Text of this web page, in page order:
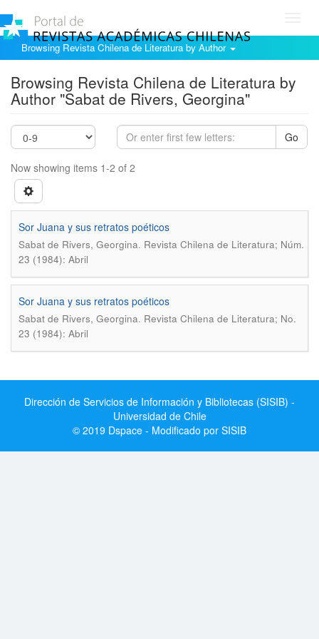
Browsing Revista Chilena de Literatura by Author
Browsing Revista Chilena de Literatura by
Author "Sabat de Rivers, Georgina"
Go
Now showing items 1-2 of 2
Sor Juana y sus retratos poéticos
Sabat de Rivers, Georgina. Revista Chilena de Literatura; Núm.
23 (1984): Abril
Sor Juana y sus retratos poéticos
Sabat de Rivers, Georgina. Revista Chilena de Literatura; No.
23 (1984): Abril
Dirección de Servicios de Información y Bibliotecas (SISIB) -
Universidad de Chile
© 2019 Dspace - Modificado por SISIB